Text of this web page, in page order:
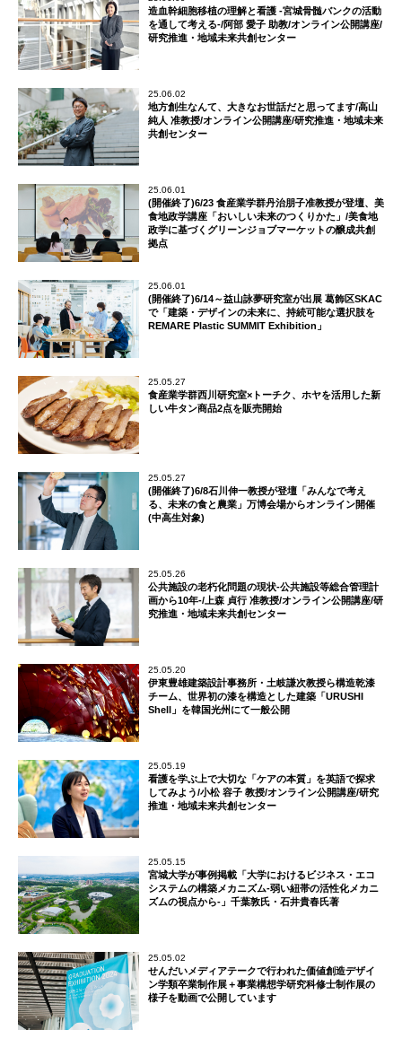
造血幹細胞移植の理解と看護 ‐宮城骨髄バンクの活動
を通して考える‐/阿部 愛子 助教/オンライン公開講座/
研究推進・地域未来共創センター
25.06.02
地方創生なんて、大きなお世話だと思ってます/高山
純人 准教授/オンライン公開講座/研究推進・地域未来
共創センター
25.06.01
(開催終了)6/23 食産業学群丹治朋子准教授が登壇、美
食地政学講座「おいしい未来のつくりかた」/美食地
政学に基づくグリーンジョブマーケットの醸成共創
拠点
25.06.01
(開催終了)6/14～益山詠夢研究室が出展 葛飾区SKAC
で「建築・デザインの未来に、持続可能な選択肢を
REMARE Plastic SUMMIT Exhibition」
25.05.27
食産業学群西川研究室×トーチク、ホヤを活用した新
しい牛タン商品2点を販売開始
25.05.27
(開催終了)6/8石川伸一教授が登壇「みんなで考え
る、未来の食と農業」万博会場からオンライン開催
(中高生対象)
25.05.26
公共施設の老朽化問題の現状‐公共施設等総合管理計
画から10年‐/上森 貞行 准教授/オンライン公開講座/研
究推進・地域未来共創センター
25.05.20
伊東豊雄建築設計事務所・土岐謙次教授ら構造乾漆
チーム、世界初の漆を構造とした建築「URUSHI
Shell」を韓国光州にて一般公開
25.05.19
看護を学ぶ上で大切な「ケアの本質」を英語で探求
してみよう/小松 容子 教授/オンライン公開講座/研究
推進・地域未来共創センター
25.05.15
宮城大学が事例掲載「大学におけるビジネス・エコ
システムの構築メカニズム-弱い紐帯の活性化メカニ
ズムの視点から-」千葉敦氏・石井貴春氏著
25.05.02
せんだいメディアテークで行われた価値創造デザイ
ン学類卒業制作展＋事業構想学研究科修士制作展の
様子を動画で公開しています